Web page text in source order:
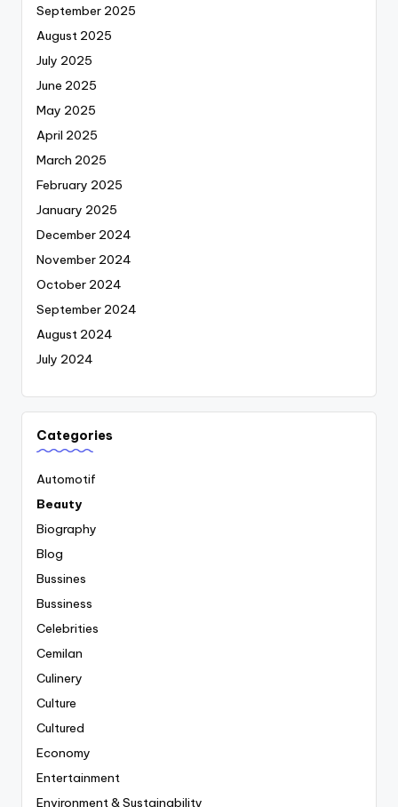
September 2025
August 2025
July 2025
June 2025
May 2025
April 2025
March 2025
February 2025
January 2025
December 2024
November 2024
October 2024
September 2024
August 2024
July 2024
Categories
Automotif
Beauty
Biography
Blog
Bussines
Bussiness
Celebrities
Cemilan
Culinery
Culture
Cultured
Economy
Entertainment
Environment & Sustainability